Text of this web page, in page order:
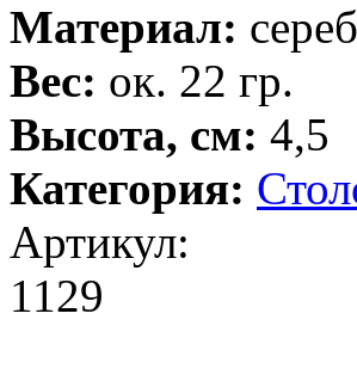
Материал:
Вес: ок. 22 гр.
Высота, см: 4,5
Категория:
Артикул:
1129